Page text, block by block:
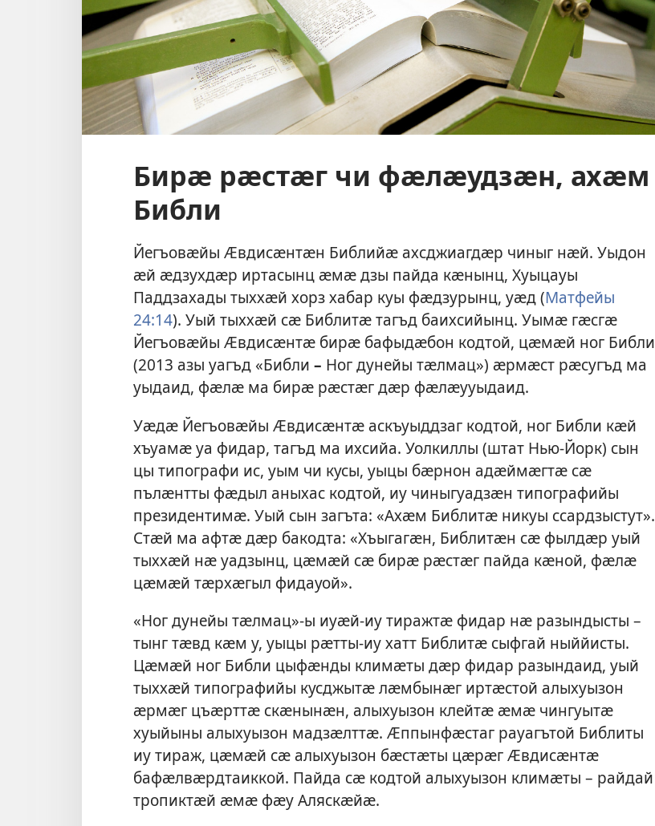
Бирӕ рӕстӕг чи фӕлӕудзӕн, ахӕм
Библи
Йегъовӕйы Ӕвдисӕнтӕн Библийӕ ахсджиагдӕр чиныг нӕй. Уыдон
ӕй ӕдзухдӕр иртасынц ӕмӕ дзы пайда кӕнынц, Хуыцауы
Паддзахады тыххӕй хорз хабар куы фӕдзурынц, уӕд (Матфейы
24:14). Уый тыххӕй сӕ Библитӕ тагъд баихсийынц. Уымӕ гӕсгӕ
Йегъовӕйы Ӕвдисӕнтӕ бирӕ бафыдӕбон кодтой, цӕмӕй ног Библи
(2013 азы уагъд «Библи – Ног дунейы тӕлмац») ӕрмӕст рӕсугъд ма
уыдаид, фӕлӕ ма бирӕ рӕстӕг дӕр фӕлӕууыдаид.
Уӕдӕ Йегъовӕйы Ӕвдисӕнтӕ аскъуыддзаг кодтой, ног Библи кӕй
хъуамӕ уа фидар, тагъд ма ихсийа. Уолкиллы (штат Нью-Йорк) сын
цы типографи ис, уым чи кусы, уыцы бӕрнон адӕймӕгтӕ сӕ
пълӕнтты фӕдыл аныхас кодтой, иу чиныгуадзӕн типографийы
президентимӕ. Уый сын загъта: «Ахӕм Библитӕ никуы ссардзыстут».
Стӕй ма афтӕ дӕр бакодта: «Хъыгагӕн, Библитӕн сӕ фылдӕр уый
тыххӕй нӕ уадзынц, цӕмӕй сӕ бирӕ рӕстӕг пайда кӕной, фӕлӕ
цӕмӕй тӕрхӕгыл фидауой».
«Ног дунейы тӕлмац»-ы иуӕй-иу тиражтӕ фидар нӕ разындысты –
тынг тӕвд кӕм у, уыцы рӕтты-иу хатт Библитӕ сыфгай ныййисты.
Цӕмӕй ног Библи цыфӕнды климӕты дӕр фидар разындаид, уый
тыххӕй типографийы кусджытӕ лӕмбынӕг иртӕстой алыхуызон
ӕрмӕг цъӕрттӕ скӕнынӕн, алыхуызон клейтӕ ӕмӕ чингуытӕ
хуыйыны алыхуызон мадзӕлттӕ. Ӕппынфӕстаг рауагътой Библиты
иу тираж, цӕмӕй сӕ алыхуызон бӕстӕты цӕрӕг Ӕвдисӕнтӕ
бафӕлвӕрдтаиккой. Пайда сӕ кодтой алыхуызон климӕты – райдай
тропиктӕй ӕмӕ фӕу Аляскӕйӕ.